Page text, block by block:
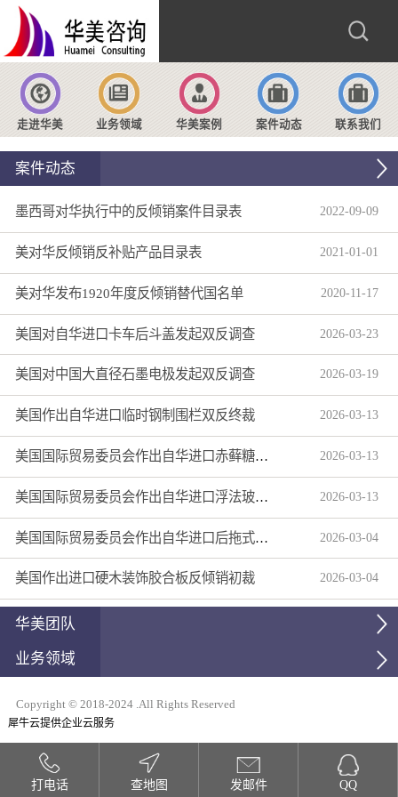
走进华美 业务领域 华美案例 案件动态 联系我们
案件动态
墨西哥对华执行中的反倾销案件目录表 2022-09-09
美对华反倾销反补贴产品目录表 2021 -01 -01
美对华发布1920年度反倾销替代国名单 2020-11 -17
美国对自华进口卡车后斗盖发起双反调查 2026-03-23
美国对中国大直径石墨电极发起双反调查 2026-03-19
美国作出自华进口临时钢制围栏双反终裁 2026-03-13
美国国际贸易委员会作出自华进口赤藓糖醇双反产业损害终裁 2026-03-13
美国国际贸易委员会作出自华进口浮法玻璃制品双反产业损害终裁 2026-03-13
美国国际贸易委员会作出自华进口后拖式草地维护设备及相关零部件第三次反倾销日落复审产业损害终裁 2026-03-04
美国作出进口硬木装饰胶合板反倾销初裁 2026-03-04
华美团队
业务领域
Copyright © 2018-2024 .All Rights Reserved
犀牛云提供企业云服务
打电话 查地图 发邮件 QQ